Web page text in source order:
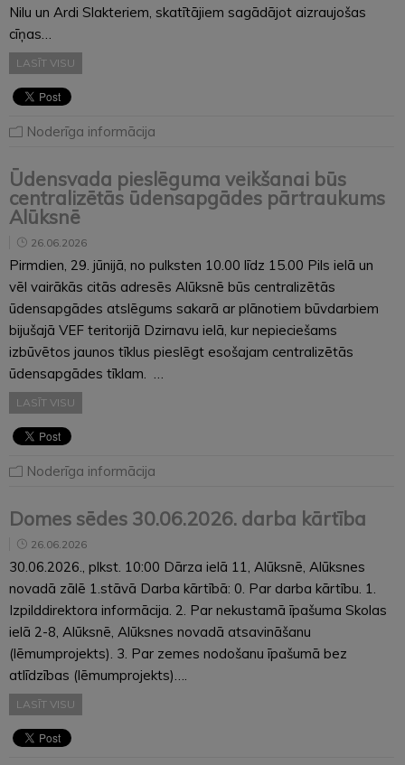
Nilu un Ardi Slakteriem, skatītājiem sagādājot aizraujošas
cīņas…
LASĪT VISU
Noderīga informācija
Ūdensvada pieslēguma veikšanai būs
centralizētās ūdensapgādes pārtraukums
Alūksnē
26.06.2026
Pirmdien, 29. jūnijā, no pulksten 10.00 līdz 15.00 Pils ielā un
vēl vairākās citās adresēs Alūksnē būs centralizētās
ūdensapgādes atslēgums sakarā ar plānotiem būvdarbiem
bijušajā VEF teritorijā Dzirnavu ielā, kur nepieciešams
izbūvētos jaunos tīklus pieslēgt esošajam centralizētās
ūdensapgādes tīklam. …
LASĪT VISU
Noderīga informācija
Domes sēdes 30.06.2026. darba kārtība
26.06.2026
30.06.2026., plkst. 10:00 Dārza ielā 11, Alūksnē, Alūksnes
novadā zālē 1.stāvā Darba kārtībā: 0. Par darba kārtību. 1.
Izpilddirektora informācija. 2. Par nekustamā īpašuma Skolas
ielā 2-8, Alūksnē, Alūksnes novadā atsavināšanu
(lēmumprojekts). 3. Par zemes nodošanu īpašumā bez
atlīdzības (lēmumprojekts)….
LASĪT VISU